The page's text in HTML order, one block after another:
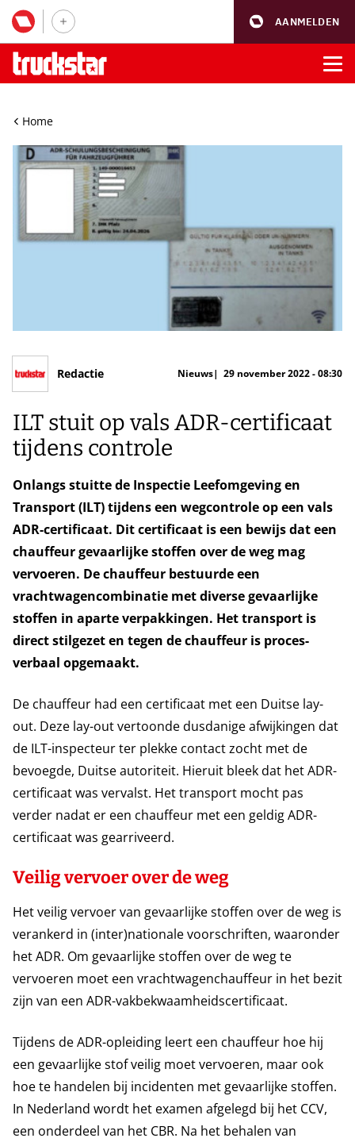
AANMELDEN
Home
Redactie Nieuws 29 november 2022 - 08:30
ILT stuit op vals ADR-certificaat
tijdens controle
Onlangs stuitte de Inspectie Leefomgeving en
Transport (ILT) tijdens een wegcontrole op een vals
ADR-certificaat. Dit certificaat is een bewijs dat een
chauffeur gevaarlijke stoffen over de weg mag
vervoeren. De chauffeur bestuurde een
vrachtwagencombinatie met diverse gevaarlijke
stoffen in aparte verpakkingen. Het transport is
direct stilgezet en tegen de chauffeur is proces-
verbaal opgemaakt.
De chauffeur had een certificaat met een Duitse lay-
out. Deze lay-out vertoonde dusdanige afwijkingen dat
de ILT-inspecteur ter plekke contact zocht met de
bevoegde, Duitse autoriteit. Hieruit bleek dat het ADR-
certificaat was vervalst. Het transport mocht pas
verder nadat er een chauffeur met een geldig ADR-
certificaat was gearriveerd.
Veilig vervoer over de weg
Het veilig vervoer van gevaarlijke stoffen over de weg is
verankerd in (inter)nationale voorschriften, waaronder
het ADR. Om gevaarlijke stoffen over de weg te
vervoeren moet een vrachtwagenchauffeur in het bezit
zijn van een ADR-vakbekwaamheidscertificaat.
Tijdens de ADR-opleiding leert een chauffeur hoe hij
een gevaarlijke stof veilig moet vervoeren, maar ook
hoe te handelen bij incidenten met gevaarlijke stoffen.
In Nederland wordt het examen afgelegd bij het CCV,
een onderdeel van het CBR. Na het behalen van